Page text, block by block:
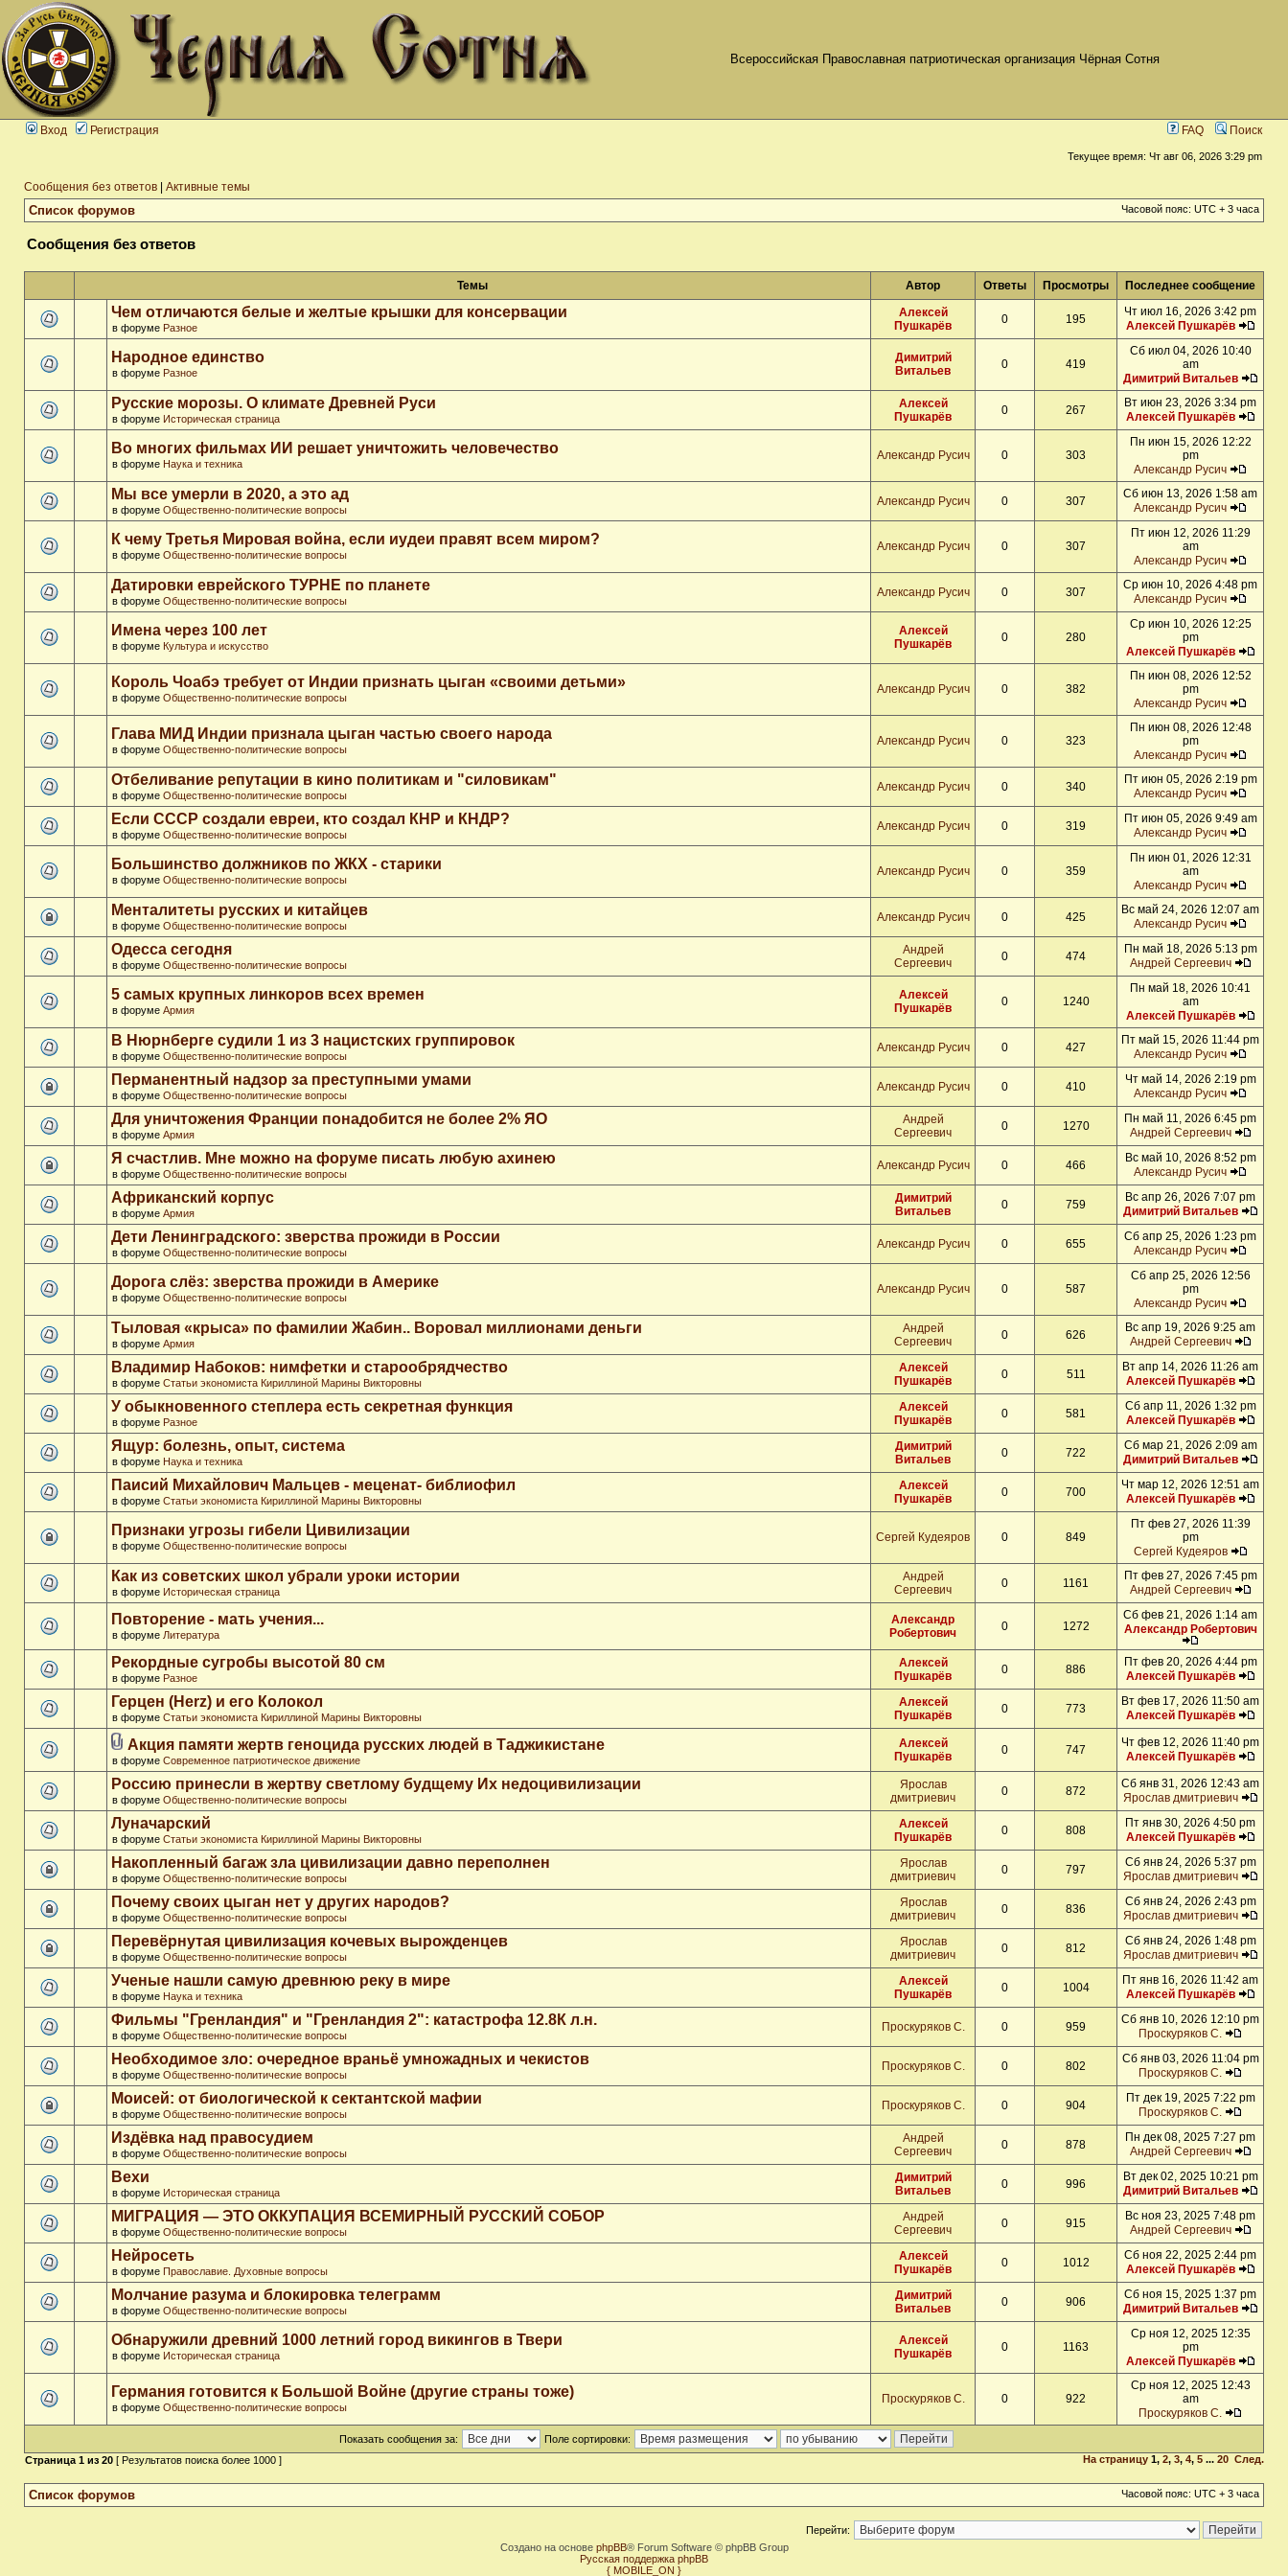
Всероссийская Православная патриотическая организация Чёрная Сотня
Вход Регистрация FAQ Поиск
Текущее время: Чт авг 06, 2026 3:29 pm
Сообщения без ответов Активные темы
Список форумов Часовой пояс: UTC + 3 часа
Сообщения без ответов
Темы Автор Ответы Просмотры Последнее сообщение
Чем отличаются белые и желтые крышки для консервации
в форуме Разное
Алексей
Пушкарёв
0 195
Чт июл 16, 2026 3:42 pm
Алексей Пушкарёв
Народное единство
в форуме Разное
Димитрий
Витальев
0 419
Сб июл 04, 2026 10:40
am
Димитрий Витальев
Русские морозы. О климате Древней Руси
в форуме Историческая страница
Алексей
Пушкарёв
0 267
Вт июн 23, 2026 3:34 pm
Алексей Пушкарёв
Во многих фильмах ИИ решает уничтожить человечество
в форуме Наука и техника
Александр Русич 0 303
Пн июн 15, 2026 12:22
pm
Александр Русич
Мы все умерли в 2020, а это ад
в форуме Общественно-политические вопросы
Александр Русич 0 307
Сб июн 13, 2026 1:58 am
Александр Русич
К чему Третья Мировая война, если иудеи правят всем миром?
в форуме Общественно-политические вопросы
Александр Русич 0 307
Пт июн 12, 2026 11:29
am
Александр Русич
Датировки еврейского ТУРНЕ по планете
в форуме Общественно-политические вопросы
Александр Русич 0 307
Ср июн 10, 2026 4:48 pm
Александр Русич
Имена через 100 лет
в форуме Культура и искусство
Алексей
Пушкарёв
0 280
Ср июн 10, 2026 12:25
pm
Алексей Пушкарёв
Король Чоабэ требует от Индии признать цыган «своими детьми»
в форуме Общественно-политические вопросы
Александр Русич 0 382
Пн июн 08, 2026 12:52
pm
Александр Русич
Глава МИД Индии признала цыган частью своего народа
в форуме Общественно-политические вопросы
Александр Русич 0 323
Пн июн 08, 2026 12:48
pm
Александр Русич
Отбеливание репутации в кино политикам и "силовикам"
в форуме Общественно-политические вопросы
Александр Русич 0 340
Пт июн 05, 2026 2:19 pm
Александр Русич
Если СССР создали евреи, кто создал КНР и КНДР?
в форуме Общественно-политические вопросы
Александр Русич 0 319
Пт июн 05, 2026 9:49 am
Александр Русич
Большинство должников по ЖКХ - старики
в форуме Общественно-политические вопросы
Александр Русич 0 359
Пн июн 01, 2026 12:31
am
Александр Русич
Менталитеты русских и китайцев
в форуме Общественно-политические вопросы
Александр Русич 0 425
Вс май 24, 2026 12:07 am
Александр Русич
Одесса сегодня
в форуме Общественно-политические вопросы
Андрей
Сергеевич
0 474
Пн май 18, 2026 5:13 pm
Андрей Сергеевич
5 самых крупных линкоров всех времен
в форуме Армия
Алексей
Пушкарёв
0 1240
Пн май 18, 2026 10:41
am
Алексей Пушкарёв
В Нюрнберге судили 1 из 3 нацистских группировок
в форуме Общественно-политические вопросы
Александр Русич 0 427
Пт май 15, 2026 11:44 pm
Александр Русич
Перманентный надзор за преступными умами
в форуме Общественно-политические вопросы
Александр Русич 0 410
Чт май 14, 2026 2:19 pm
Александр Русич
Для уничтожения Франции понадобится не более 2% ЯО
в форуме Армия
Андрей
Сергеевич
0 1270
Пн май 11, 2026 6:45 pm
Андрей Сергеевич
Я счастлив. Мне можно на форуме писать любую ахинею
в форуме Общественно-политические вопросы
Александр Русич 0 466
Вс май 10, 2026 8:52 pm
Александр Русич
Африканский корпус
в форуме Армия
Димитрий
Витальев
0 759
Вс апр 26, 2026 7:07 pm
Димитрий Витальев
Дети Ленинградского: зверства прожиди в России
в форуме Общественно-политические вопросы
Александр Русич 0 655
Сб апр 25, 2026 1:23 pm
Александр Русич
Дорога слёз: зверства прожиди в Америке
в форуме Общественно-политические вопросы
Александр Русич 0 587
Сб апр 25, 2026 12:56
pm
Александр Русич
Тыловая «крыса» по фамилии Жабин.. Воровал миллионами деньги
в форуме Армия
Андрей
Сергеевич
0 626
Вс апр 19, 2026 9:25 am
Андрей Сергеевич
Владимир Набоков: нимфетки и старообрядчество
в форуме Статьи экономиста Кириллиной Марины Викторовны
Алексей
Пушкарёв
0 511
Вт апр 14, 2026 11:26 am
Алексей Пушкарёв
У обыкновенного степлера есть секретная функция
в форуме Разное
Алексей
Пушкарёв
0 581
Сб апр 11, 2026 1:32 pm
Алексей Пушкарёв
Ящур: болезнь, опыт, система
в форуме Наука и техника
Димитрий
Витальев
0 722
Сб мар 21, 2026 2:09 am
Димитрий Витальев
Паисий Михайлович Мальцев - меценат- библиофил
в форуме Статьи экономиста Кириллиной Марины Викторовны
Алексей
Пушкарёв
0 700
Чт мар 12, 2026 12:51 am
Алексей Пушкарёв
Признаки угрозы гибели Цивилизации
в форуме Общественно-политические вопросы
Сергей Кудеяров 0 849
Пт фев 27, 2026 11:39
pm
Сергей Кудеяров
Как из советских школ убрали уроки истории
в форуме Историческая страница
Андрей
Сергеевич
0 1161
Пт фев 27, 2026 7:45 pm
Андрей Сергеевич
Повторение - мать учения...
в форуме Литература
Александр
Робертович
0 1272
Сб фев 21, 2026 1:14 am
Александр Робертович
Рекордные сугробы высотой 80 см
в форуме Разное
Алексей
Пушкарёв
0 886
Пт фев 20, 2026 4:44 pm
Алексей Пушкарёв
Герцен (Herz) и его Колокол
в форуме Статьи экономиста Кириллиной Марины Викторовны
Алексей
Пушкарёв
0 773
Вт фев 17, 2026 11:50 am
Алексей Пушкарёв
Акция памяти жертв геноцида русских людей в Таджикистане
в форуме Современное патриотическое движение
Алексей
Пушкарёв
0 747
Чт фев 12, 2026 11:40 pm
Алексей Пушкарёв
Россию принесли в жертву светлому будщему Их недоцивилизации
в форуме Общественно-политические вопросы
Ярослав
дмитриевич
0 872
Сб янв 31, 2026 12:43 am
Ярослав дмитриевич
Луначарский
в форуме Статьи экономиста Кириллиной Марины Викторовны
Алексей
Пушкарёв
0 808
Пт янв 30, 2026 4:50 pm
Алексей Пушкарёв
Накопленный багаж зла цивилизации давно переполнен
в форуме Общественно-политические вопросы
Ярослав
дмитриевич
0 797
Сб янв 24, 2026 5:37 pm
Ярослав дмитриевич
Почему своих цыган нет у других народов?
в форуме Общественно-политические вопросы
Ярослав
дмитриевич
0 836
Сб янв 24, 2026 2:43 pm
Ярослав дмитриевич
Перевёрнутая цивилизация кочевых вырожденцев
в форуме Общественно-политические вопросы
Ярослав
дмитриевич
0 812
Сб янв 24, 2026 1:48 pm
Ярослав дмитриевич
Ученые нашли самую древнюю реку в мире
в форуме Наука и техника
Алексей
Пушкарёв
0 1004
Пт янв 16, 2026 11:42 am
Алексей Пушкарёв
Фильмы "Гренландия" и "Гренландия 2": катастрофа 12.8К л.н.
в форуме Общественно-политические вопросы
Проскуряков С. 0 959
Сб янв 10, 2026 12:10 pm
Проскуряков С.
Необходимое зло: очередное враньё умножадных и чекистов
в форуме Общественно-политические вопросы
Проскуряков С. 0 802
Сб янв 03, 2026 11:04 pm
Проскуряков С.
Моисей: от биологической к сектантской мафии
в форуме Общественно-политические вопросы
Проскуряков С. 0 904
Пт дек 19, 2025 7:22 pm
Проскуряков С.
Издёвка над правосудием
в форуме Общественно-политические вопросы
Андрей
Сергеевич
0 878
Пн дек 08, 2025 7:27 pm
Андрей Сергеевич
Вехи
в форуме Историческая страница
Димитрий
Витальев
0 996
Вт дек 02, 2025 10:21 pm
Димитрий Витальев
МИГРАЦИЯ — ЭТО ОККУПАЦИЯ ВСЕМИРНЫЙ РУССКИЙ СОБОР
в форуме Общественно-политические вопросы
Андрей
Сергеевич
0 915
Вс ноя 23, 2025 7:48 pm
Андрей Сергеевич
Нейросеть
в форуме Православие. Духовные вопросы
Алексей
Пушкарёв
0 1012
Сб ноя 22, 2025 2:44 pm
Алексей Пушкарёв
Молчание разума и блокировка телеграмм
в форуме Общественно-политические вопросы
Димитрий
Витальев
0 906
Сб ноя 15, 2025 1:37 pm
Димитрий Витальев
Обнаружили древний 1000 летний город викингов в Твери
в форуме Историческая страница
Алексей
Пушкарёв
0 1163
Ср ноя 12, 2025 12:35
pm
Алексей Пушкарёв
Германия готовится к Большой Войне (другие страны тоже)
в форуме Общественно-политические вопросы
Проскуряков С. 0 922
Ср ноя 12, 2025 12:43
am
Проскуряков С.
Показать сообщения за:
Поле сортировки:
Страница 1 из 20 [ Результатов поиска более 1000 ] На страницу 1, 2, 3, 4, 5 ... 20 След.
Список форумов Часовой пояс: UTC + 3 часа
Перейти:
Создано на основе phpBB® Forum Software © phpBB Group
Русская поддержка phpBB
{ MOBILE_ON }